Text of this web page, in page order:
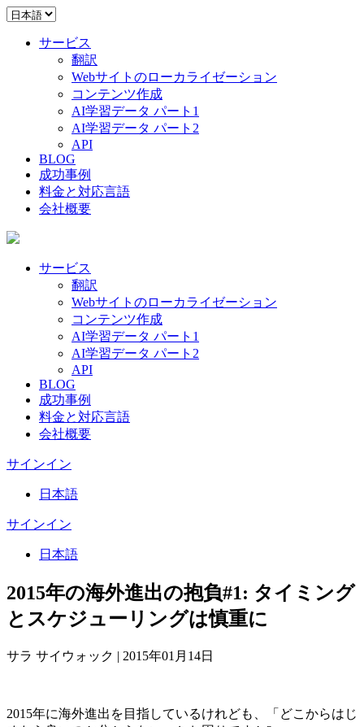
サービス
翻訳
Webサイトのローカライゼーション
コンテンツ作成
AI学習データ パート1
AI学習データ パート2
API
BLOG
成功事例
料金と対応言語
会社概要
サービス
翻訳
Webサイトのローカライゼーション
コンテンツ作成
AI学習データ パート1
AI学習データ パート2
API
BLOG
成功事例
料金と対応言語
会社概要
サインイン
日本語
サインイン
日本語
2015年の海外進出の抱負#1: タイミング
とスケジューリングは慎重に
サラ サイウォック | 2015年01月14日
2015年に海外進出を目指しているけれども、「どこからはじ